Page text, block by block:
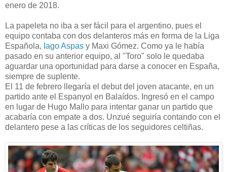
enero de 2018.
La papeleta no iba a ser fácil para el argentino, pues el
equipo contaba con dos delanteros más en forma de la Liga
Española, Iago Aspas y Maxi Gómez. Como ya le había
pasado en su anterior equipo, al "Toro" solo le quedaba
aguardar una oportunidad para darse a conocer en España,
siempre de suplente.
El 11 de febrero llegaría el debut del joven atacante, en un
partido ante el Espanyol en Balaídos. Ingresó en el campo
en lugar de Hugo Mallo para intentar ganar un partido que
acabaría con empate a dos. Unzué seguiría contando con el
delantero pese a las críticas de los seguidores celtiñas.